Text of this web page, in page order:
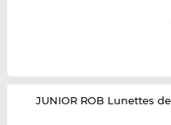
‌JUNIOR ROB Lunettes